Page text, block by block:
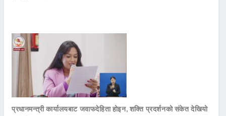
प्रधानमन्त्री कार्यालयबाट जवाफदेहिता होइन, शक्ति प्रदर्शनको संकेत देखियो